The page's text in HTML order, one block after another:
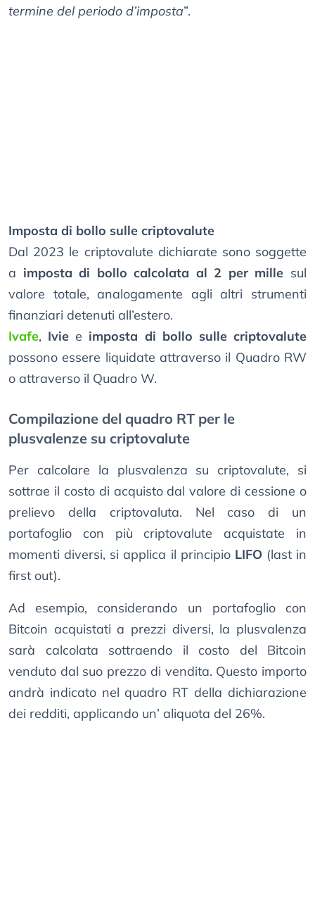
termine del periodo d’imposta”.
Imposta di bollo sulle criptovalute
Dal 2023 le criptovalute dichiarate sono soggette
a imposta di bollo calcolata al 2 per mille sul
valore totale, analogamente agli altri strumenti
finanziari detenuti all’estero.
Ivafe, Iviee imposta di bollo sulle criptovalute
possono essere liquidate attraverso il Quadro RW
o attraverso il Quadro W.
Compilazione del quadro RT per le
plusvalenze su criptovalute
Per calcolare la plusvalenza su criptovalute, si
sottrae il costo di acquisto dal valore di cessione o
prelievo della criptovaluta. Nel caso di un
portafoglio con più criptovalute acquistate in
momenti diversi, si applica il principio LIFO (last in
first out).
Ad esempio, considerando un portafoglio con
Bitcoin acquistati a prezzi diversi, la plusvalenza
sarà calcolata sottraendo il costo del Bitcoin
venduto dal suo prezzo di vendita. Questo importo
andrà indicato nel quadro RT della dichiarazione
dei redditi, applicando un’ aliquota del 26%.